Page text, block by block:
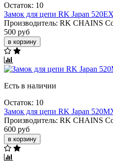
Остаток: 10
Замок для цепи RK Japan
Производитель: RK CHAINS
500 руб
в корзину
Есть в наличии
Остаток: 10
Замок для цепи RK Japan
Производитель: RK CHAINS
600 руб
в корзину